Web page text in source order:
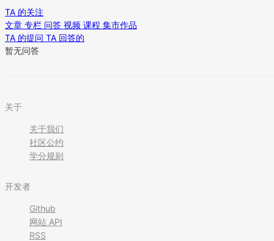
TA 的关注
文章 专栏 问答 视频 课程 集市作品
TA 的提问 TA 回答的
暂无问答
关于
关于我们
社区公约
学分规则
开发者
Github
网站 API
RSS